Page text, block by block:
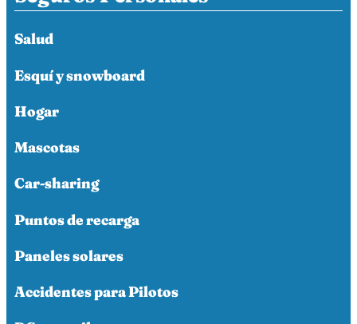
Salud
Esquí y snowboard
Hogar
Mascotas
Car-sharing
Puntos de recarga
Paneles solares
Accidentes para Pilotos